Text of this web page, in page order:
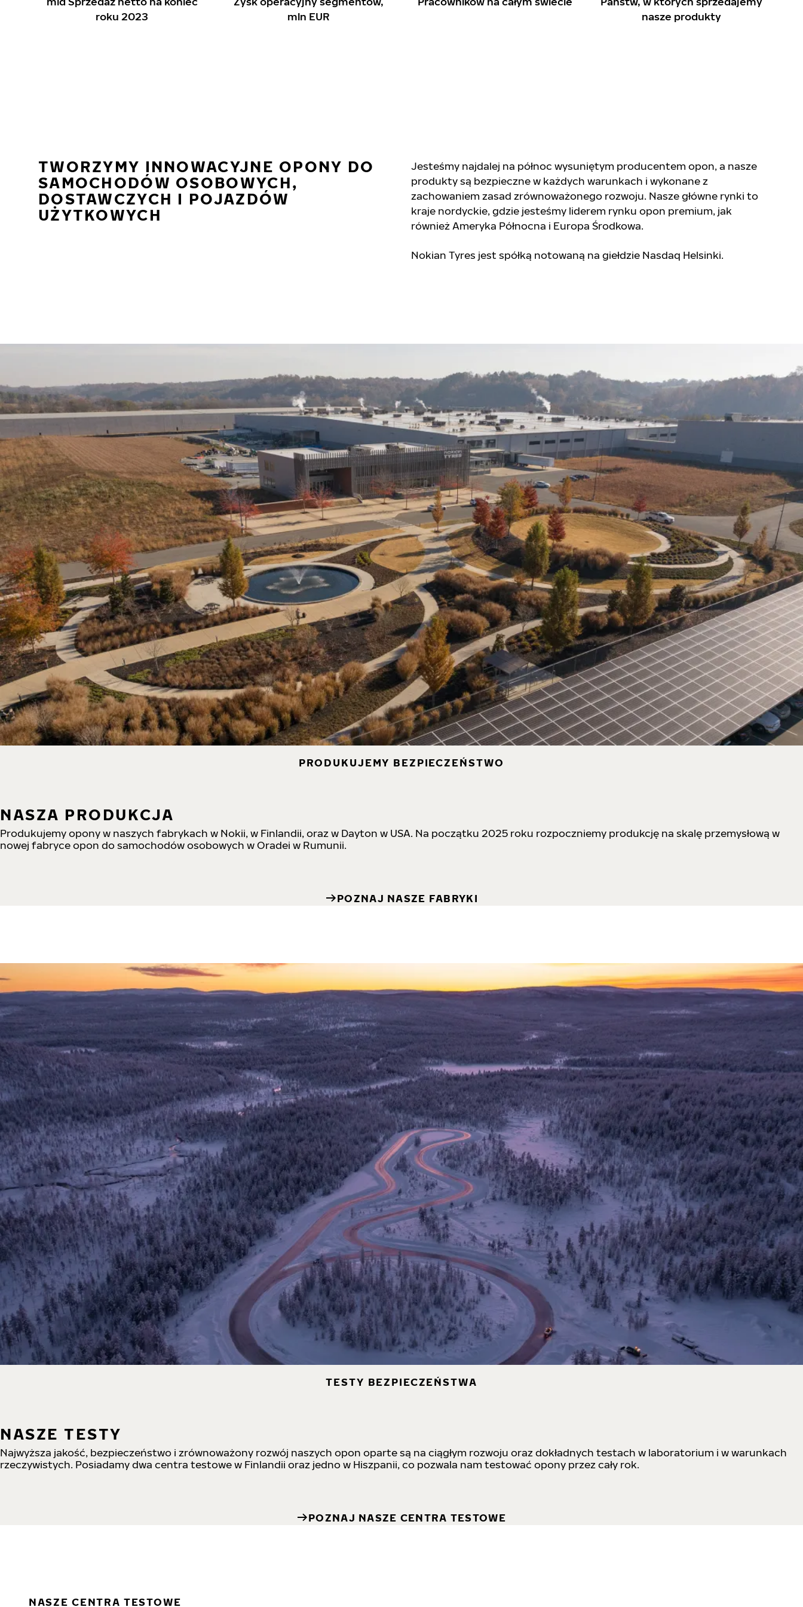
roku 2023
mln EUR
nasze produkty
TWORZYMY INNOWACYJNE OPONY DO
SAMOCHODÓW OSOBOWYCH,
DOSTAWCZYCH I POJAZDÓW
UŻYTKOWYCH
Jesteśmy najdalej na północ wysuniętym producentem opon, a nasze
produkty są bezpieczne w każdych warunkach i wykonane z
zachowaniem zasad zrównoważonego rozwoju. Nasze główne rynki to
kraje nordyckie, gdzie jesteśmy liderem rynku opon premium, jak
również Ameryka Północna i Europa Środkowa.
Nokian Tyres jest spółką notowaną na giełdzie Nasdaq Helsinki.
PRODUKUJEMY BEZPIECZEŃSTWO
NASZA PRODUKCJA
Produkujemy opony w naszych fabrykach w Nokii, w Finlandii, oraz w Dayton w USA. Na początku 2025 roku rozpoczniemy produkcję na skalę przemysłową w
nowej fabryce opon do samochodów osobowych w Oradei w Rumunii.
POZNAJ NASZE FABRYKI
TESTY BEZPIECZEŃSTWA
NASZE TESTY
Najwyższa jakość, bezpieczeństwo i zrównoważony rozwój naszych opon oparte są na ciągłym rozwoju oraz dokładnych testach w laboratorium i w warunkach
rzeczywistych. Posiadamy dwa centra testowe w Finlandii oraz jedno w Hiszpanii, co pozwala nam testować opony przez cały rok.
POZNAJ NASZE CENTRA TESTOWE
NASZE CENTRA TESTOWE